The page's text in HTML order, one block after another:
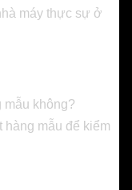
máy thực sự ở
mẫu không?
hàng mẫu để kiểm